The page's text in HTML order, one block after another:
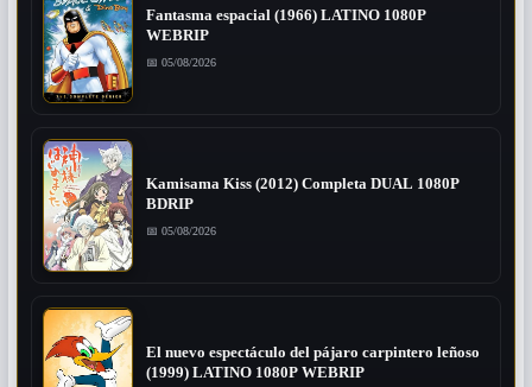
Fantasma espacial (1966) LATINO 1080P
WEBRIP
📅 05/08/2026
Kamisama Kiss (2012) Completa DUAL 1080P
BDRIP
📅 05/08/2026
El nuevo espectáculo del pájaro carpintero leñoso
(1999) LATINO 1080P WEBRIP